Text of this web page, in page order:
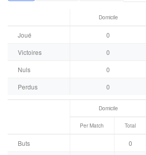
Domicile
Joué 0
Victoires
0
Nuls
0
Perdus
0
Domicile
Per Match Total
Buts 0